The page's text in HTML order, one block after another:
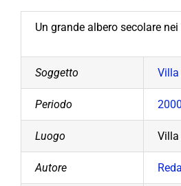
Un grande albero secolare
Soggetto Villa
Periodo
Luogo Villa
Autore